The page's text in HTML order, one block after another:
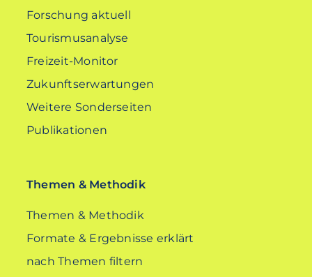
Forschung aktuell
Tourismusanalyse
Freizeit-Monitor
Zukunftserwartungen
Weitere Sonderseiten
Publikationen
Themen & Methodik
Themen & Methodik
Formate & Ergebnisse erklärt
nach Themen filtern